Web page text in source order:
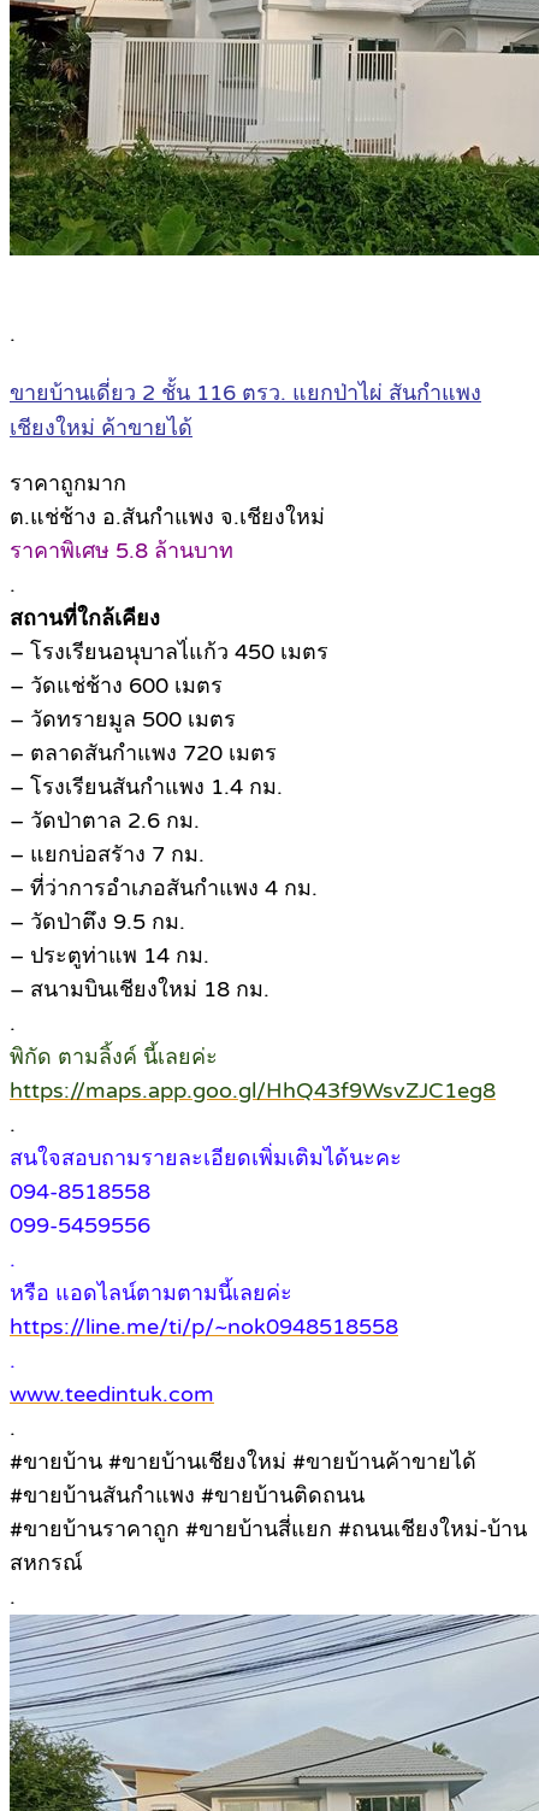
.
ขายบ้านเดี่ยว 2 ชั้น 116 ตรว. แยกป่าไผ่ สันกำแพง
เชียงใหม่ ค้าขายได้
ราคาถูกมาก
ต.แช่ช้าง อ.สันกำแพง จ.เชียงใหม่
ราคาพิเศษ 5.8 ล้านบาท
.
สถานที่ใกล้เคียง
– โรงเรียนอนุบาลไ่แก้ว 450 เมตร
– วัดแช่ช้าง 600 เมตร
– วัดทรายมูล 500 เมตร
– ตลาดสันกำแพง 720 เมตร
– โรงเรียนสันกำแพง 1.4 กม.
– วัดป่าตาล 2.6 กม.
– แยกบ่อสรัาง 7 กม.
– ที่ว่าการอำเภอสันกำแพง 4 กม.
– วัดป่าตึง 9.5 กม.
– ประตูท่าแพ 14 กม.
– สนามบินเชียงใหม่ 18 กม.
.
พิกัด ตามลิ้งค์ นี้เลยค่ะ
https://maps.app.goo.gl/HhQ43f9WsvZJC1eg8
.
สนใจสอบถามรายละเอียดเพิ่มเติมได้นะคะ
094-8518558
099-5459556
.
หรือ แอดไลน์ตามตามนี้เลยค่ะ
https://line.me/ti/p/~nok0948518558
.
www.teedintuk.com
.
#ขายบ้าน #ขายบ้านเชียงใหม่ #ขายบ้านค้าขายได้
#ขายบ้านสันกำแพง #ขายบ้านติดถนน
#ขายบ้านราคาถูก #ขายบ้านสี่แยก #ถนนเชียงใหม่-บ้าน
สหกรณ์
.